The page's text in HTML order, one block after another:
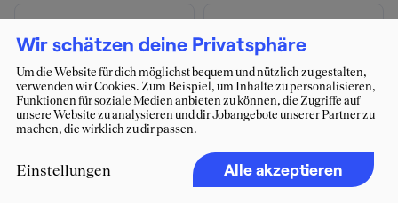
Wir schätzen deine Privatsphäre
Um die Website für dich möglichst bequem und nützlich zu gestalten,
verwenden wir Cookies. Zum Beispiel, um Inhalte zu personalisieren,
Funktionen für soziale Medien anbieten zu können, die Zugriffe auf
unsere Website zu analysieren und dir Jobangebote unserer Partner zu
machen, die wirklich zu dir passen.
Einstellungen Alle akzeptieren